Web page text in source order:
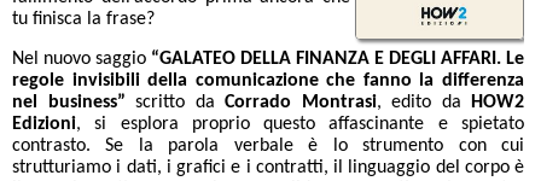
tu finisca la frase?
Nel nuovo saggio “GALATEO DELLA FINANZA E DEGLI AFFARI. Le
regole invisibili della comunicazione che fanno la differenza
nel business” scritto da Corrado Montrasi, edito da
HOW2
Edizioni, si esplora proprio questo affascinante e spietato
contrasto. Se la parola verbale è lo strumento con cui
strutturiamo i dati, i grafici e i contratti, il linguaggio del corpo è